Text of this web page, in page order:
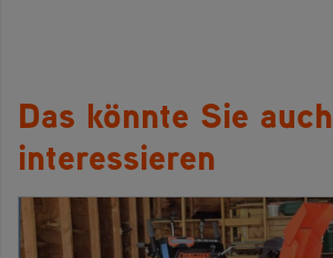
Das könnte Sie auch
interessieren